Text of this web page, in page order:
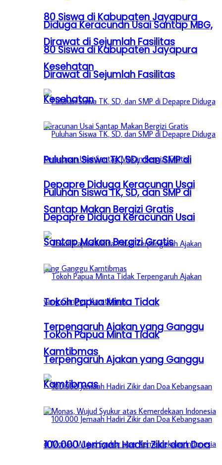
80 Siswa di Kabupaten Jayapura
Dirawat di Sejumlah Fasilitas
Kesehatan
Puluhan Siswa TK, SD, dan SMP di
Depapre Diduga Keracunan Usai
Santap Makan Bergizi Gratis
Tokoh Papua Minta Tidak
Terpengaruh Ajakan yang Ganggu
Kamtibmas
100.000 Jemaah Hadiri Zikir dan Doa
Diduga Keracunan Usai Santap MBG,
80 Siswa di Kabupaten Jayapura
Dirawat di Sejumlah Fasilitas
Kesehatan
Puluhan Siswa TK, SD, dan SMP di
Depapre Diduga Keracunan Usai
Santap Makan Bergizi Gratis
Tokoh Papua Minta Tidak
Terpengaruh Ajakan yang Ganggu
Kamtibmas